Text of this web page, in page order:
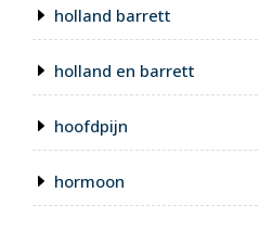
holland barrett
holland en barrett
hoofdpijn
hormoon